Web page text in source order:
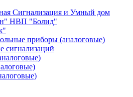
Сигнализация и Умный дом
НВП "Болид"
приборы (аналоговые)
сигнализаций